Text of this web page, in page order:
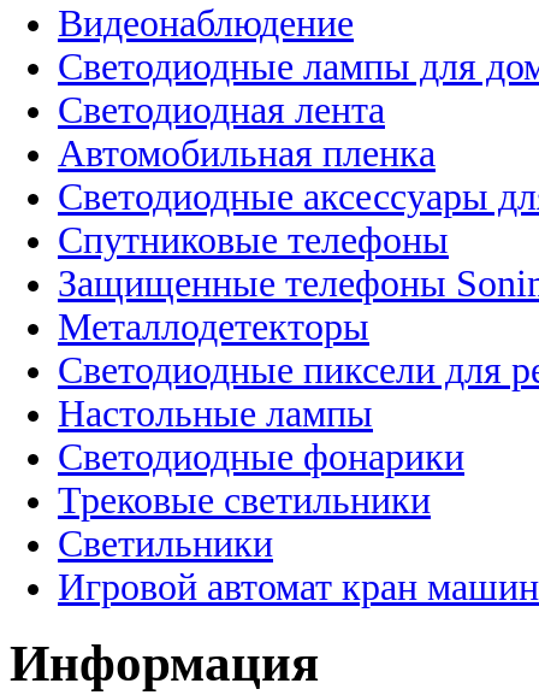
Видеонаблюдение
Светодиодные лампы для
Светодиодная лента
Автомобильная пленка
Светодиодные аксессуары
Спутниковые телефоны
Защищенные телефоны
Металлодетекторы
Светодиодные пиксели для
Настольные лампы
Светодиодные фонарики
Трековые светильники
Светильники
Игровой автомат кран
Информация